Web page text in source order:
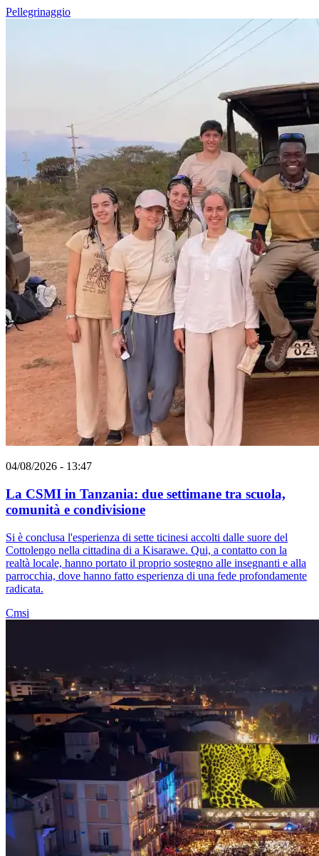
Pellegrinaggio
04/08/2026 - 13:47
La CSMI in Tanzania: due settimane tra scuola,
comunità e condivisione
Si è conclusa l'esperienza di sette ticinesi accolti dalle suore del
Cottolengo nella cittadina di a Kisarawe. Qui, a contatto con la
realtà locale, hanno portato il proprio sostegno alle insegnanti e alla
parrocchia, dove hanno fatto esperienza di una fede profondamente
radicata.
Cmsi